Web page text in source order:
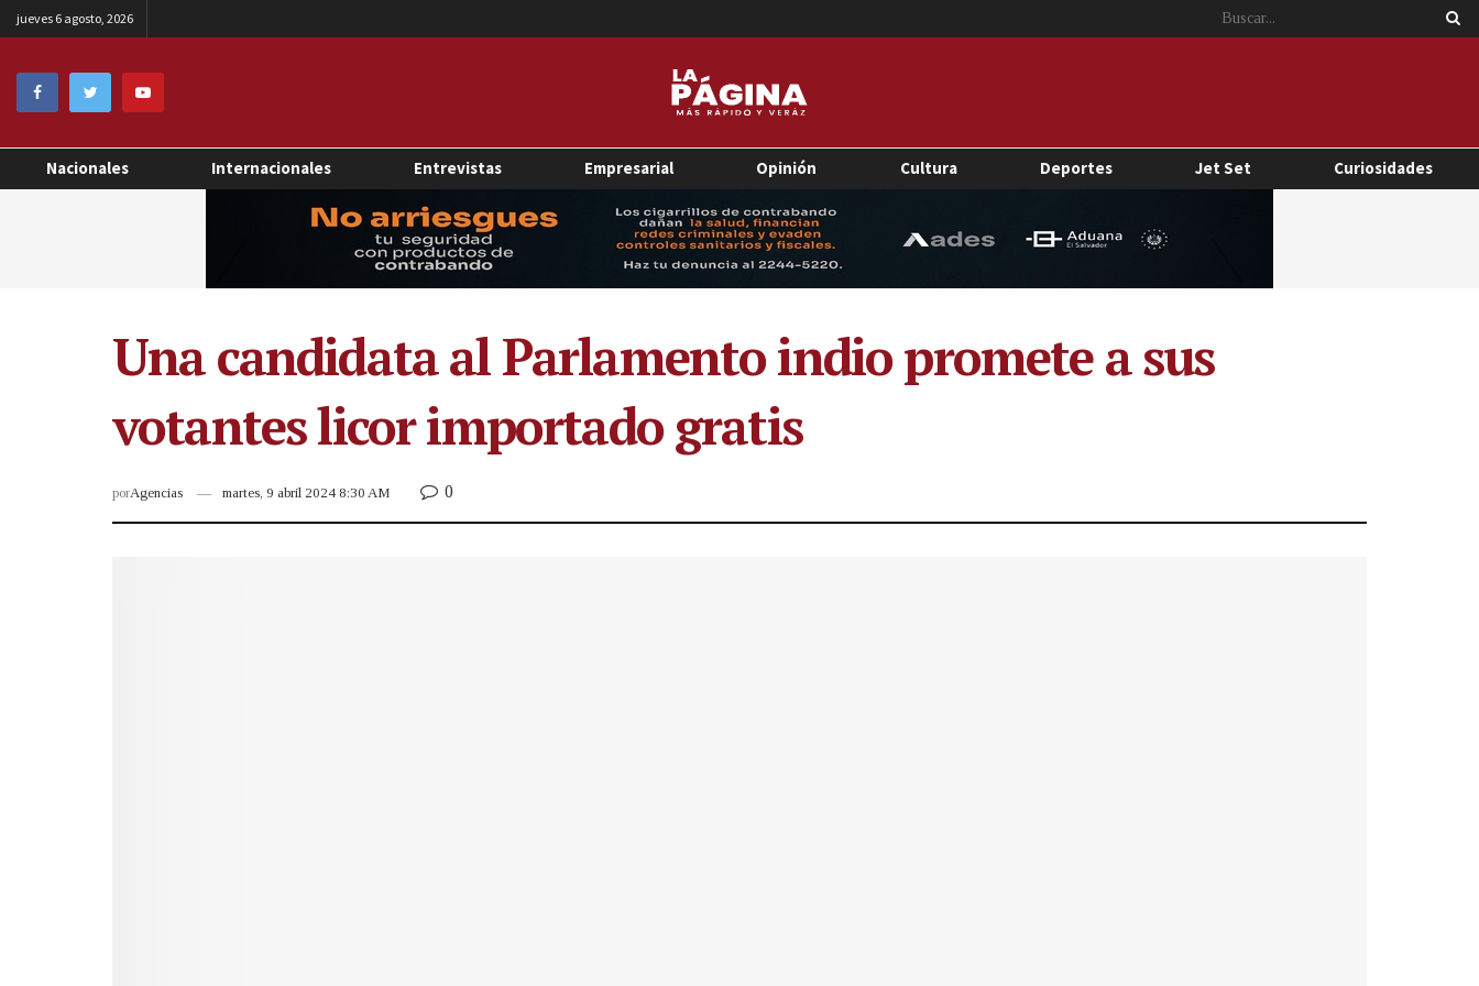
jueves 6 agosto, 2026
Nacionales Internacionales Entrevistas Empresarial Opinión Cultura Deportes Jet Set Curiosidades
Una candidata al Parlamento indio promete a sus
votantes licor importado gratis
porAgencias martes, 9 abril 2024 8:30 AM 0